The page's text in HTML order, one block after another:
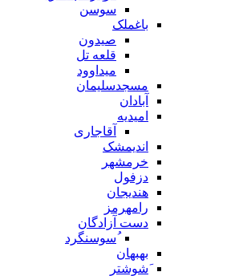
سوسن
باغملک
صیدون
قلعه تل
میداوود
مسجدسلیمان
آبادان
امیدیه
آقاجاری
اندیمشک
خرمشهر
دزفول
هندیجان
رامهرمز
دست آزادگان
ُسوسنگرد
بهبهان
َشوشتر